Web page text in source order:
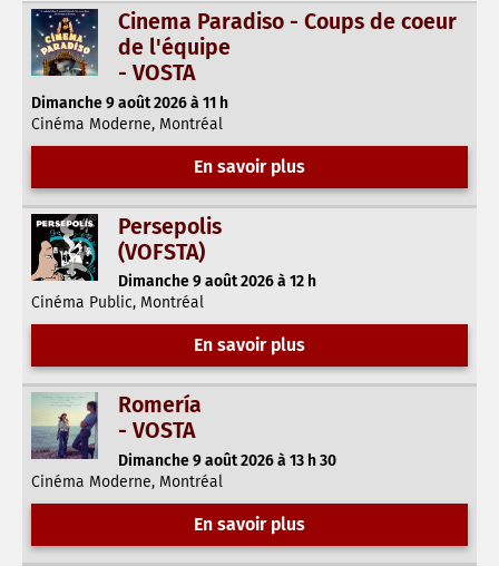
Cinema Paradiso - Coups de coeur
de l'équipe
- VOSTA
Dimanche 9 août 2026 à 11 h
Cinéma Moderne, Montréal
En savoir plus
Persepolis
(VOFSTA)
Dimanche 9 août 2026 à 12 h
Cinéma Public, Montréal
En savoir plus
Romería
- VOSTA
Dimanche 9 août 2026 à 13 h 30
Cinéma Moderne, Montréal
En savoir plus